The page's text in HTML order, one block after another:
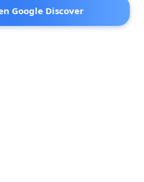
Google Discover